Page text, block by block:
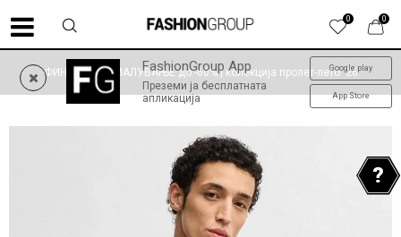
0
0
FashionGroup App
Преземи ја бесплатната
апликација
Google play
App Store
ФИНАЛНО НАМАЛУВАЊЕ до -60% | колекција пролет-лето '26